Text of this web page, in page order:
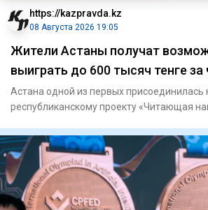
https://kazpravda.kz
08 Августа 2026 19:05
Жители Астаны получат
выиграть до 600 тысяч тенге за
Астана одной из первых
республиканскому проекту «Читающая